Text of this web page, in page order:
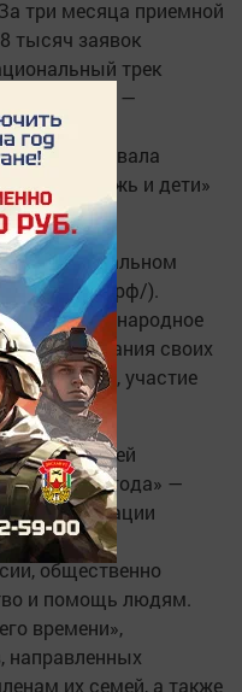
три месяца приемной
тысяч заявок
трек
категории —
стартовала
«Молодёжь и дети»
на официальном
мывместе. рф/).
и международное
своих
участие
соискателей
«Волонтер года» —
в номинации
развитие
общественно
и помощь людям.
времени»,
направленных
их семей, а также